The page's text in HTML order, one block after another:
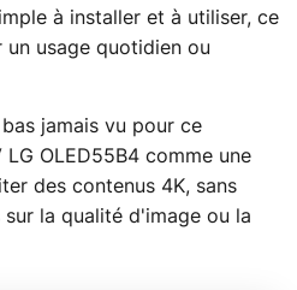
à installer et à utiliser, ce
usage quotidien ou
jamais vu pour ce
OLED55B4 comme une
des contenus 4K, sans
la qualité d'image ou la